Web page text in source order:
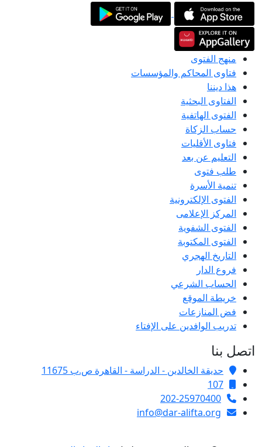
منهج الفتوى
فتاوى المحاكم والمؤسسات
هذا ديننا
الفتاوى البحثية
الفتوى الهاتفية
حساب الزكاة
فتاوى الأقليات
التعليم عن بعد
طلب فتوى
تنمية الأسرة
الفتوى الإلكترونية
المركز الإعلامى
الفتوى الشفوية
الفتوى المكتوبة
التاريخ الهجري
فروع الدار
الحساب الشرعي
خريطة الموقع
فض المنازعات
تدريب الوافدين على الإفتاء
اتصل بنا
حديقة الخالدين - الدراسة - القاهرة ص.ب 11675
107
202-25970400
info@dar-alifta.org